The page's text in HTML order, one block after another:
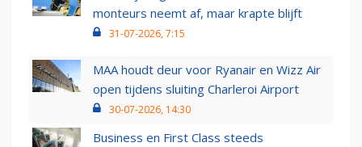
monteurs neemt af, maar krapte blijft
31-07-2026, 7:15
MAA houdt deur voor Ryanair en Wizz Air
open tijdens sluiting Charleroi Airport
30-07-2026, 14:30
Business en First Class steeds